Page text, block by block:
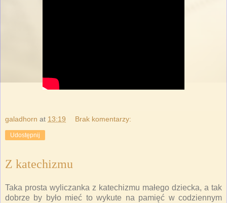
galadhorn at 13:19 Brak komentarzy:
Udostępnij
Z katechizmu
Taka prosta wyliczanka z katechizmu małego dziecka, a tak
dobrze by było mieć to wykute na pamięć w codziennym